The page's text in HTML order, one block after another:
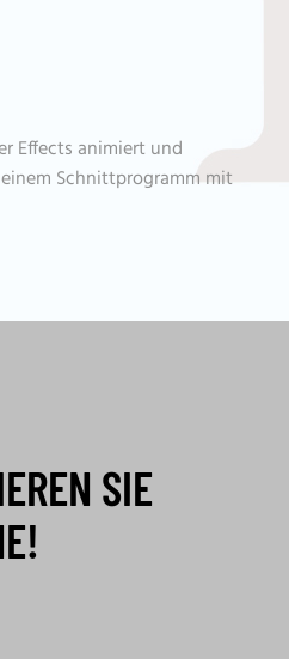
Effects animiert und
Schnittprogramm mit
SIE